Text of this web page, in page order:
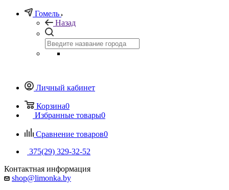
Гомель
Назад
Личный кабинет
Корзина0
Избранные товары0
Сравнение товаров0
375(29) 329-32-52
Контактная информация
shop@limonka.by